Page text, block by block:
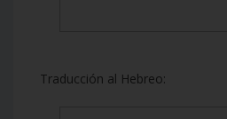
Traducción al Hebreo: